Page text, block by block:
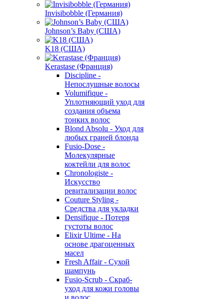
Invisibobble (Германия)
Johnson’s Baby (США)
K18 (США)
Kerastase (Франция)
Discipline -
Непослушные волосы
Volumifique -
Уплотняющий уход для
создания объема
тонких волос
Blond Absolu - Уход для
любых граней блонда
Fusio-Dose -
Молекулярные
коктейли для волос
Chronologiste -
Искусство
ревитализации волос
Couture Styling -
Средства для укладки
Densifique - Потеря
густоты волос
Elixir Ultime - На
основе драгоценных
масел
Fresh Affair - Сухой
шампунь
Fusio-Scrub - Скраб-
уход для кожи головы
и волос